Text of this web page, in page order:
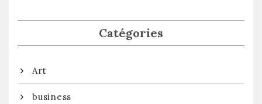
Catégories
Art
business